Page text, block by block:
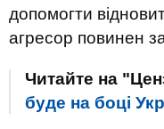
допомогти
агресор повинен
Читайте на
буде на боці